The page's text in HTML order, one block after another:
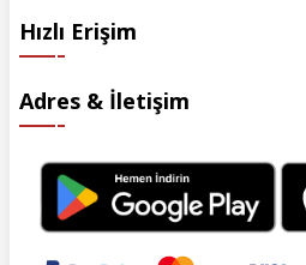
Hızlı Erişim
Adres & İletişim